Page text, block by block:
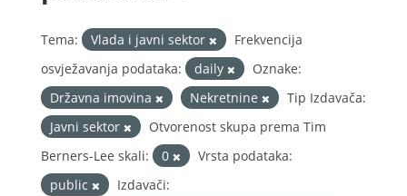
Tema: Vlada i javni sektor
Frekvencija
osvježavanja podataka:
daily
Oznake:
Državna imovina
Nekretnine
Tip Izdavača:
Javni sektor
Otvorenost skupa prema Tim
Berners-Lee skali:
0
Vrsta podataka:
public
Izdavači: